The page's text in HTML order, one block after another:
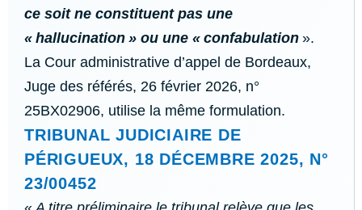
ce soit ne constituent pas une
« hallucination » ou une « confabulation ».
La Cour administrative d’appel de Bordeaux,
Juge des référés, 26 février 2026, n°
25BX02906, utilise la même formulation.
TRIBUNAL JUDICIAIRE DE
PÉRIGUEUX, 18 DÉCEMBRE 2025, N°
23/00452